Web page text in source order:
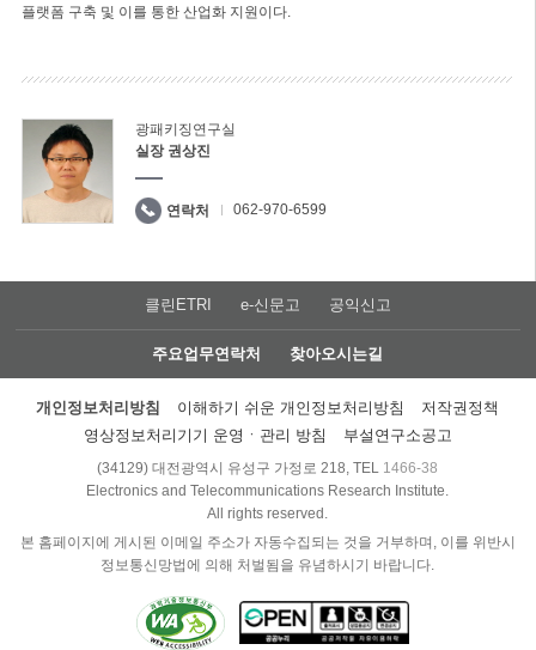
플랫폼 구축 및 이를 통한 산업화 지원이다.
광패키징연구실
실장 권상진
연락처 062-970-6599
클린ETRI e-신문고 공익신고
주요업무연락처 찾아오시는길
개인정보처리방침 이해하기 쉬운 개인정보처리방침
저작권정책
영상정보처리기기 운영ㆍ관리 방침
부설연구소공고
(34129) 대전광역시 유성구 가정로 218, TEL 1466-38
Electronics and Telecommunications Research Institute.
All rights reserved.
본 홈페이지에 게시된 이메일 주소가 자동수집되는 것을 거부하며, 이를 위반시
정보통신망법에 의해 처벌됨을 유념하시기 바랍니다.